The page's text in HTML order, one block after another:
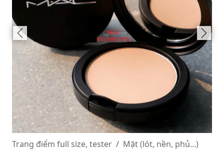
Trang điểm full size, tester Mặt (lót, nền, phủ...)